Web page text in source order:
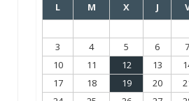
L M X J
3
4 5 6 7
10
11 12 13
17
18 19 20